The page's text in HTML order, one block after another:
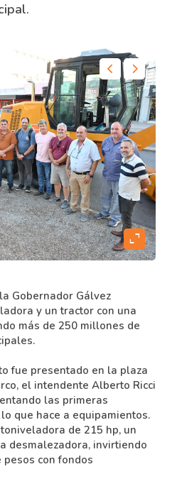
expand_content
Gobernador Gálvez
y un tractor con una
más de 250 millones de
fue presentado en la plaza
el intendente Alberto Ricci
las primeras
que hace a equipamientos.
de 215 hp, un
desmalezadora, invirtiendo
con fondos